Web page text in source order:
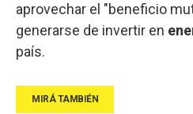
aprovechar el "beneficio
generarse de invertir en
país.